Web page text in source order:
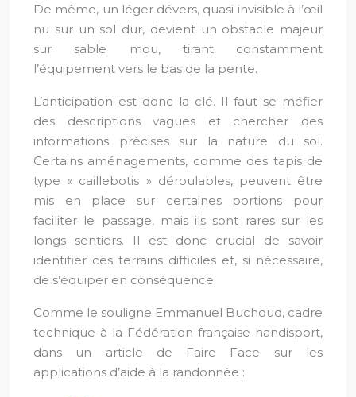
De même, un léger dévers, quasi invisible à l’œil
nu sur un sol dur, devient un obstacle majeur
sur sable mou, tirant constamment
l’équipement vers le bas de la pente.
L’anticipation est donc la clé. Il faut se méfier
des descriptions vagues et chercher des
informations précises sur la nature du sol.
Certains aménagements, comme des tapis de
type « caillebotis » déroulables, peuvent être
mis en place sur certaines portions pour
faciliter le passage, mais ils sont rares sur les
longs sentiers. Il est donc crucial de savoir
identifier ces terrains difficiles et, si nécessaire,
de s’équiper en conséquence.
Comme le souligne Emmanuel Buchoud, cadre
technique à la Fédération française handisport,
dans un article de Faire Face sur les
applications d’aide à la randonnée :